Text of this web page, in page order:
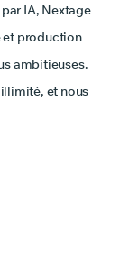
IA, Nextage
et production
ambitieuses.
et nous